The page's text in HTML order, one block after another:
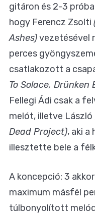
gitáron és 2-3
hogy Ferencz Zsolti
Ashes)vezetésével
perces
csatlakozott a
To Solace, Drünken
Fellegi Ádi csak a
melót, illetve László
Dead Project), aki a
illesztette bele a
A koncepció: 3
maximum másfél
túlbonyolított